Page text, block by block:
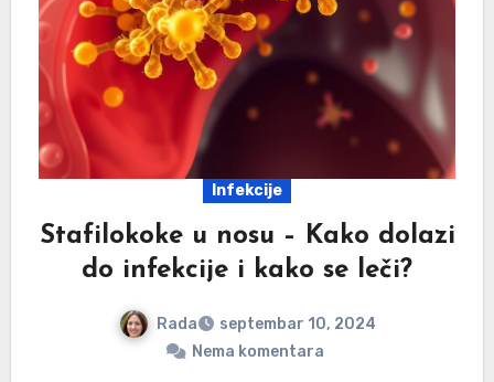
Infekcije
Stafilokoke u nosu – Kako dolazi
do infekcije i kako se leči?
Rada
septembar 10, 2024
Nema komentara